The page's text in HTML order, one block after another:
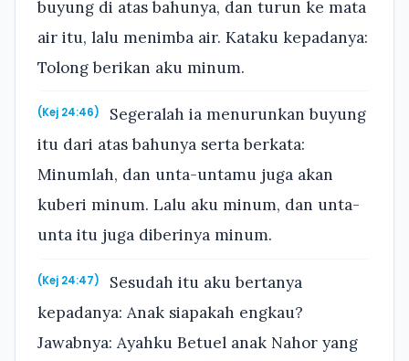
buyung di atas bahunya, dan turun ke mata
air itu, lalu menimba air. Kataku kepadanya:
Tolong berikan aku minum.
(Kej 24:46)
Segeralah ia menurunkan buyung
itu dari atas bahunya serta berkata:
Minumlah, dan unta-untamu juga akan
kuberi minum. Lalu aku minum, dan unta-
unta itu juga diberinya minum.
(Kej 24:47)
Sesudah itu aku bertanya
kepadanya: Anak siapakah engkau?
Jawabnya: Ayahku Betuel anak Nahor yang